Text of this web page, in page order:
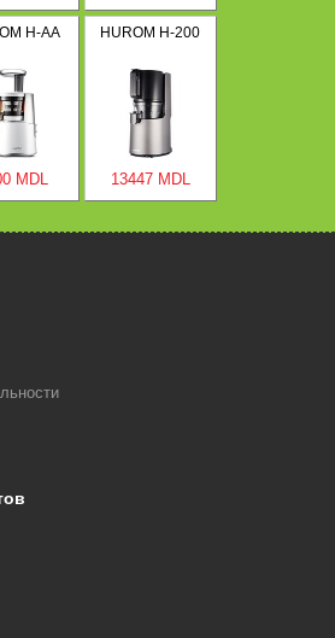
H-AA
MDL
HUROM H-200
13447 MDL